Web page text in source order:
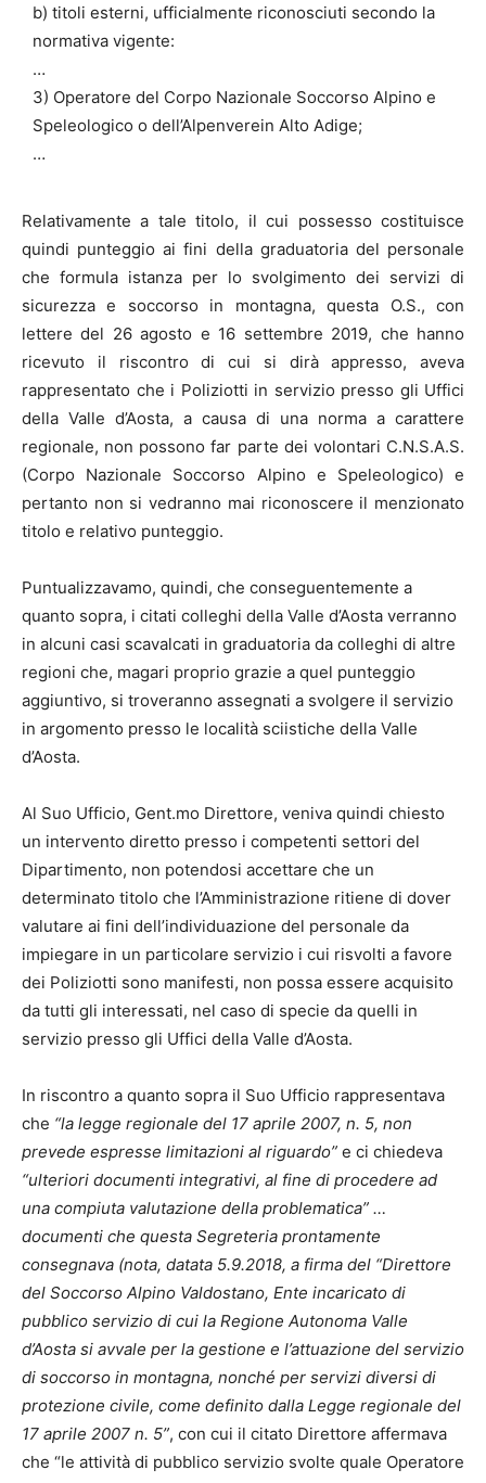
b) titoli esterni, ufficialmente riconosciuti secondo la
normativa vigente:
…
3) Operatore del Corpo Nazionale Soccorso Alpino e
Speleologico o dell’Alpenverein Alto Adige;
…
Relativamente a tale titolo, il cui possesso costituisce
quindi punteggio ai fini della graduatoria del personale
che formula istanza per lo svolgimento dei servizi di
sicurezza e soccorso in montagna, questa O.S., con
lettere del 26 agosto e 16 settembre 2019, che hanno
ricevuto il riscontro di cui si dirà appresso, aveva
rappresentato che i Poliziotti in servizio presso gli Uffici
della Valle d’Aosta, a causa di una norma a carattere
regionale, non possono far parte dei volontari C.N.S.A.S.
(Corpo Nazionale Soccorso Alpino e Speleologico) e
pertanto non si vedranno mai riconoscere il menzionato
titolo e relativo punteggio.
Puntualizzavamo, quindi, che conseguentemente a
quanto sopra, i citati colleghi della Valle d’Aosta verranno
in alcuni casi scavalcati in graduatoria da colleghi di altre
regioni che, magari proprio grazie a quel punteggio
aggiuntivo, si troveranno assegnati a svolgere il servizio
in argomento presso le località sciistiche della Valle
d’Aosta.
Al Suo Ufficio, Gent.mo Direttore, veniva quindi chiesto
un intervento diretto presso i competenti settori del
Dipartimento, non potendosi accettare che un
determinato titolo che l’Amministrazione ritiene di dover
valutare ai fini dell’individuazione del personale da
impiegare in un particolare servizio i cui risvolti a favore
dei Poliziotti sono manifesti, non possa essere acquisito
da tutti gli interessati, nel caso di specie da quelli in
servizio presso gli Uffici della Valle d’Aosta.
In riscontro a quanto sopra il Suo Ufficio rappresentava
che “la legge regionale del 17 aprile 2007, n. 5, non
prevede espresse limitazioni al riguardo” e ci chiedeva
“ulteriori documenti integrativi, al fine di procedere ad
una compiuta valutazione della problematica” …
documenti che questa Segreteria prontamente
consegnava (nota, datata 5.9.2018, a firma del “Direttore
del Soccorso Alpino Valdostano, Ente incaricato di
pubblico servizio di cui la Regione Autonoma Valle
d’Aosta si avvale per la gestione e l’attuazione del servizio
di soccorso in montagna, nonché per servizi diversi di
protezione civile, come definito dalla Legge regionale del
17 aprile 2007 n. 5”, con cui il citato Direttore affermava
che “le attività di pubblico servizio svolte quale Operatore